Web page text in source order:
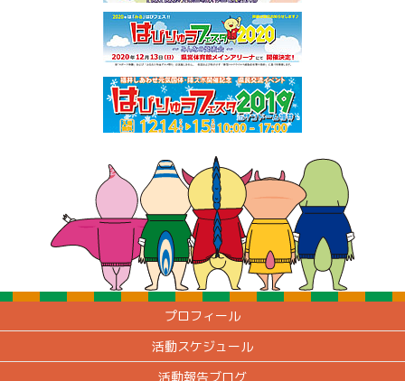
プロフィール
活動スケジュール
活動報告ブログ